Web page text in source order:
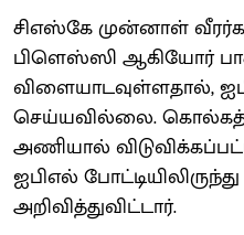
சிஎஸ்கே முன்னாள்
பிளெஸ்ஸி ஆகியோர்
விளையாடவுள்ளதால்,
செய்யவில்லை.
அணியால்
ஐபிஎல்
அறிவித்துவிட்டார்.